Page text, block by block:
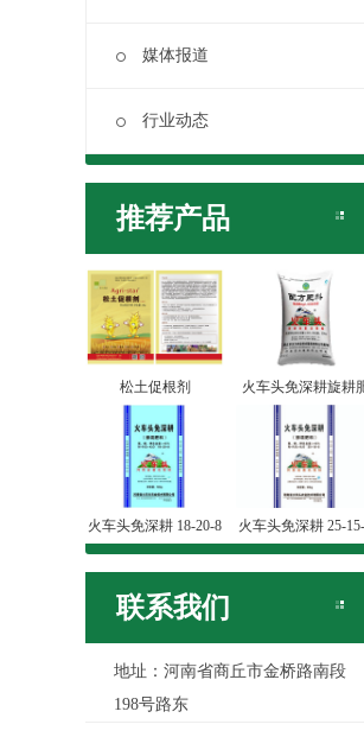
媒体报道
行业动态
推荐产品
松土促根剂 火车头免深耕旋耕
火车头免深耕 18-20-8 火车头免深耕 25-
联系我们
地址：河南省商丘市金桥路南段
198号路东